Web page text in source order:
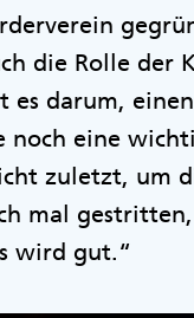
die Rolle der
darum,
eine
zuletzt, um
mal
wird gut.“